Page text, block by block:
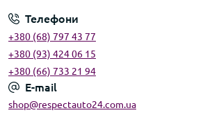
Телефони
+380 (68) 797 43 77
+380 (93) 424 06 15
+380 (66) 733 21 94
E-mail
shop@respectauto24.com.ua